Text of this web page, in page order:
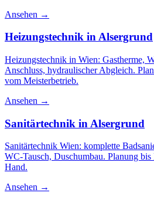
Ansehen →
Heizungstechnik inAlsergrund
Heizungstechnik in Wien: Gastherme,
Anschluss, hydraulischer Abgleich.
vom Meisterbetrieb.
Ansehen →
Sanitärtechnik in Alsergrund
Sanitärtechnik Wien: komplette
WC-Tausch, Duschumbau. Planung bis
Hand.
Ansehen →